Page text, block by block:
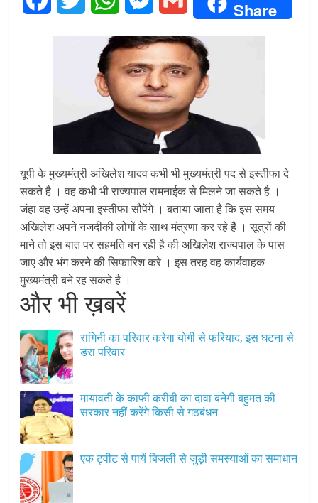
o
t
r
a
t
s
p
p
s
e
n
g
e
r
a
i
l
Share
यूपी के मुख्यमंत्री अखिलेश यादव कभी भी मुख्यमंत्री पद से इस्तीफा दे
सकते है । वह कभी भी राज्यपाल रामनाईक से मिलने जा सकते है ।
जंहा वह उन्हें अपना इस्तीफा सौपेंगे । बताया जाता है कि इस समय
अखिलेश अपने नजदीकी लोगों के साथ मंत्रणा कर रहे है । सूत्रों की
माने तो इस बात पर सहमति बन रही है की अखिलेश राज्यपाल के पास
जाए और भंग करने की सिफारिश करे । इस तरह वह कार्यवाहक
मुख्यमंत्री बने रह सकते है ।
और भी ख़बरें
रागिनी का परिवार करेगा योगी से फरियाद, इस घटना से
डरा परिवार
मायावती के काफी करीबी का दावा बनेगी बहुमत की
सरकार नहीं करेंगे किसी से गठबंधन
एक ट्वीट से पायें बिजली से जुड़ी समस्याओं का समाधान